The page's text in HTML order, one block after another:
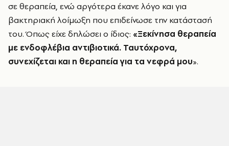
σε θεραπεία, ενώ αργότερα έκανε λόγο και για
βακτηριακή λοίμωξη που επιδείνωσε την κατάστασή
του. Όπως είχε δηλώσει ο ίδιος: «Ξεκίνησα θεραπεία
με ενδοφλέβια αντιβιοτικά. Ταυτόχρονα,
συνεχίζεται και η θεραπεία για τα νεφρά μου».